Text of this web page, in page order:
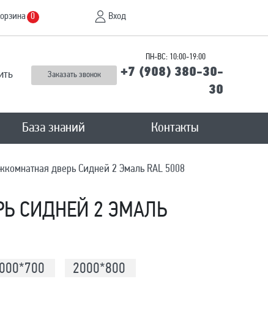
0 Вход
Заказать звонок
ПН-ВС: 10:00-19:00
+7 (908) 380-30-
30
База знаний Контакты
дверь Сидней 2 Эмаль RAL 5008
СИДНЕЙ 2 ЭМАЛЬ
2000*800